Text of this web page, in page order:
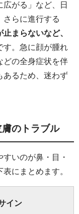
がる」など、日
さらに進行する
まらないなど、
す。急に顔が腫れ
どの全身症状を伴
あるため、迷わず
のトラブル
いのが鼻・目・
にまとめます。
イン